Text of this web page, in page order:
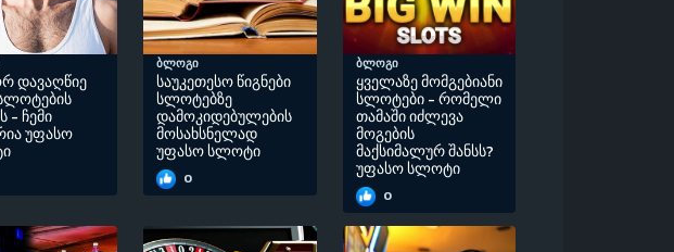
დავაღწიე
- ჩემი
უფასო
ბლოგი
საუკეთესო წიგნები
სლოტებზე
დამოკიდებულების
მოსახსნელად
უფასო სლოტი
0
ბლოგი
ყველაზე მომგებიანი
სლოტები - რომელი
თამაში იძლევა
მოგების
მაქსიმალურ შანსს?
უფასო სლოტი
0